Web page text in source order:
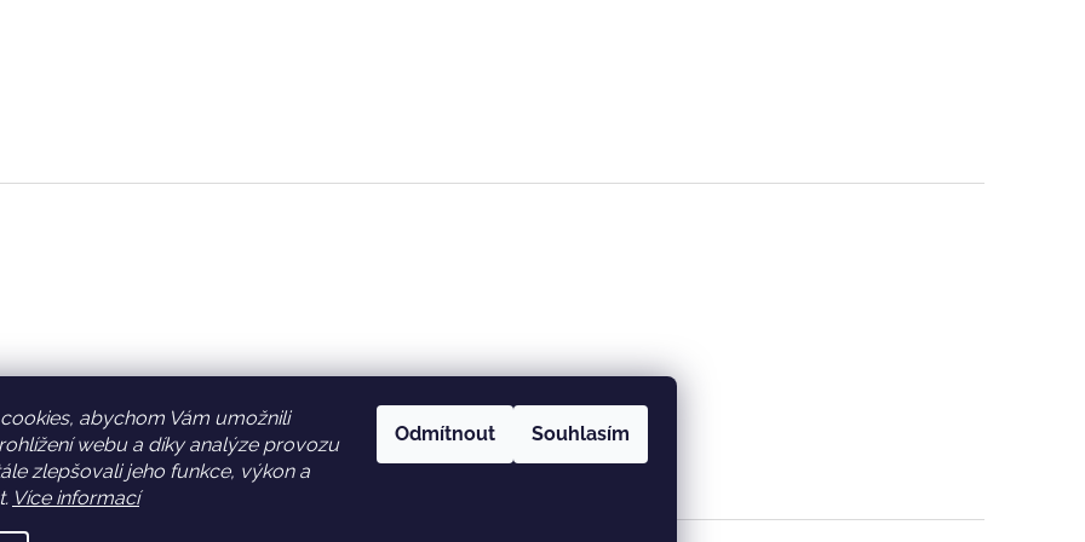
abychom Vám umožnili
webu a díky analýze provozu
zlepšovali jeho funkce, výkon a
Více informací
Odmítnout Souhlasím
Facebook Věrnostní slevy